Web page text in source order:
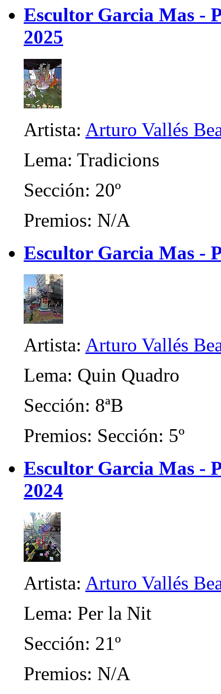
Escultor Garcia Mas -
2025
Artista: Arturo Vallés
Lema: Tradicions
Sección: 20º
Premios: N/A
Escultor Garcia Mas -
Artista: Arturo Vallés
Lema: Quin Quadro
Sección: 8ªB
Premios: Sección: 5º
Escultor Garcia Mas -
2024
Artista: Arturo Vallés
Lema: Per la Nit
Sección: 21º
Premios: N/A